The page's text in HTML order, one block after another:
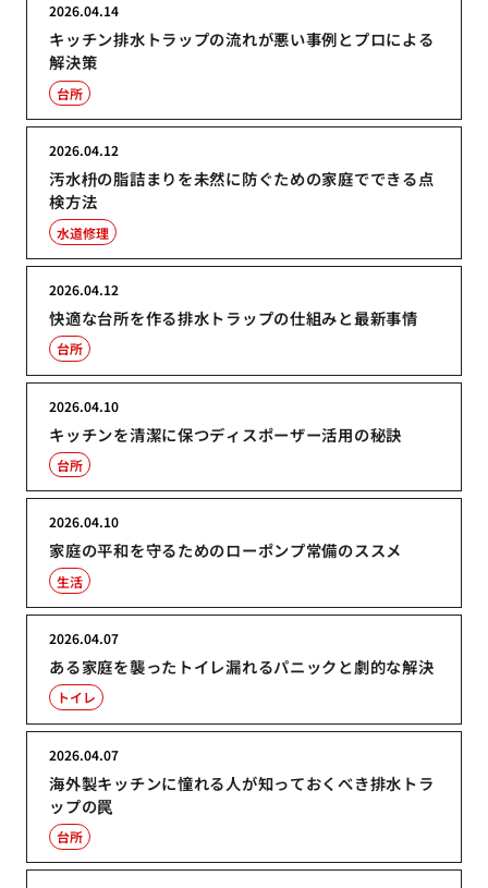
キッチン排水トラップの流れが悪い事例とプロによる
解決策
2026.04.14
台所
汚水枡の脂詰まりを未然に防ぐための家庭でできる点
検方法
2026.04.12
水道修理
快適な台所を作る排水トラップの仕組みと最新事情
2026.04.12
台所
キッチンを清潔に保つディスポーザー活用の秘訣
2026.04.10
台所
家庭の平和を守るためのローポンプ常備のススメ
2026.04.10
生活
ある家庭を襲ったトイレ漏れるパニックと劇的な解決
2026.04.07
トイレ
海外製キッチンに憧れる人が知っておくべき排水トラ
ップの罠
2026.04.07
台所